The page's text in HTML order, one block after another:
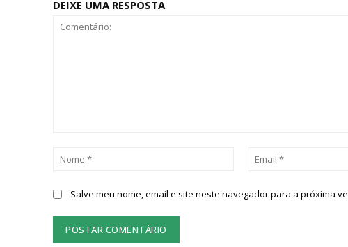
DEIXE UMA RESPOSTA
Nome:*
Salve meu nome, email e site neste navegador para a próxima